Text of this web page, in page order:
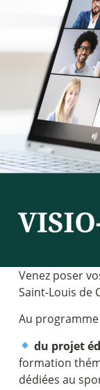
Venez poser
Saint-Louis de
Au
du projet
formation
dédiées au